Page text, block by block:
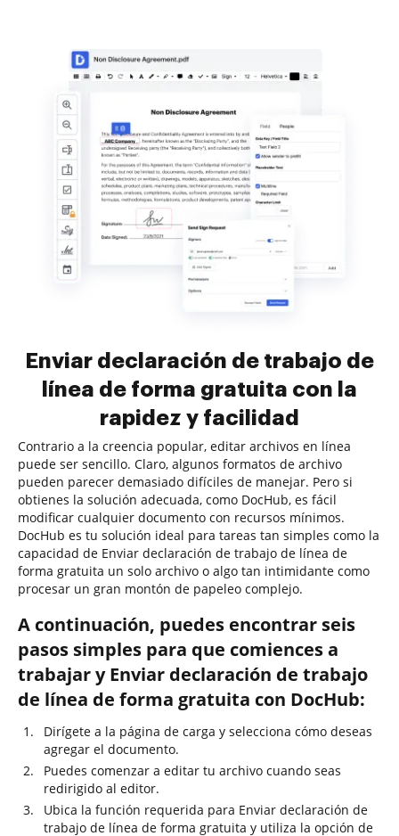
Enviar declaración de trabajo de
línea de forma gratuita con la
rapidez y facilidad
Contrario a la creencia popular, editar archivos en línea
puede ser sencillo. Claro, algunos formatos de archivo
pueden parecer demasiado difíciles de manejar. Pero si
obtienes la solución adecuada, como DocHub, es fácil
modificar cualquier documento con recursos mínimos.
DocHub es tu solución ideal para tareas tan simples como la
capacidad de Enviar declaración de trabajo de línea de
forma gratuita un solo archivo o algo tan intimidante como
procesar un gran montón de papeleo complejo.
A continuación, puedes encontrar seis
pasos simples para que comiences a
trabajar y Enviar declaración de trabajo
de línea de forma gratuita con DocHub:
Dirígete a la página de carga y selecciona cómo deseas
agregar el documento.
Puedes comenzar a editar tu archivo cuando seas
redirigido al editor.
Ubica la función requerida para Enviar declaración de
trabajo de línea de forma gratuita y utiliza la opción de